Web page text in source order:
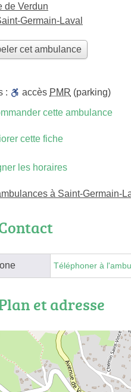
de Verdun
Germain-Laval
cet ambulance
: accès PMR (parking)
cette ambulance
cette fiche
les horaires
à Saint-Germain-
Téléphoner à
et adresse